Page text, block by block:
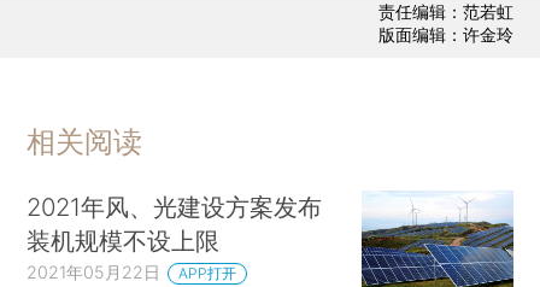
责任编辑：范若虹
版面编辑：许金玲
相关阅读
2021年风、光建设方案发布
装机规模不设上限
2021年05月22日 APP打开